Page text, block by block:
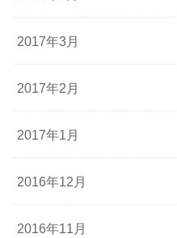
2017年3月
2017年2月
2017年1月
2016年12月
2016年11月